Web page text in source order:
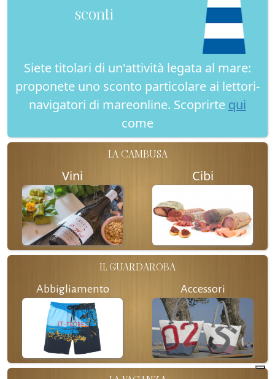
sconti
Siete titolari di un'attività legata al mare:
proponete uno sconto particolare ai lettori-
navigatori di mareonline. Scoprirte qui
come
LA CAMBUSA
Vini Cibi
IL GUARDAROBA
Abbigliamento Accessori